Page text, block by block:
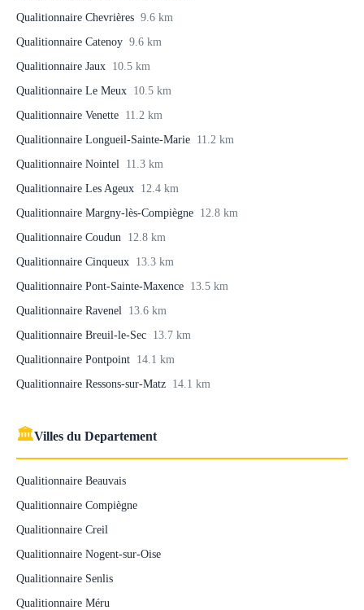
Qualitionnaire Chevrières 9.6 km
Qualitionnaire Catenoy 9.6 km
Qualitionnaire Jaux 10.5 km
Qualitionnaire Le Meux 10.5 km
Qualitionnaire Venette 11.2 km
Qualitionnaire Longueil-Sainte-Marie 11.2 km
Qualitionnaire Nointel 11.3 km
Qualitionnaire Les Ageux 12.4 km
Qualitionnaire Margny-lès-Compiègne 12.8 km
Qualitionnaire Coudun 12.8 km
Qualitionnaire Cinqueux 13.3 km
Qualitionnaire Pont-Sainte-Maxence 13.5 km
Qualitionnaire Ravenel 13.6 km
Qualitionnaire Breuil-le-Sec 13.7 km
Qualitionnaire Pontpoint 14.1 km
Qualitionnaire Ressons-sur-Matz 14.1 km
🏛Villes du Departement
Qualitionnaire Beauvais
Qualitionnaire Compiègne
Qualitionnaire Creil
Qualitionnaire Nogent-sur-Oise
Qualitionnaire Senlis
Qualitionnaire Méru